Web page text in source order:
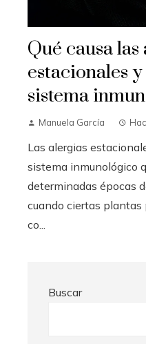
Qué causa las
estacionales
sistema
Manuela García
Las alergias
sistema inmunológico
determinadas épocas
cuando ciertas plantas
co...
Buscar